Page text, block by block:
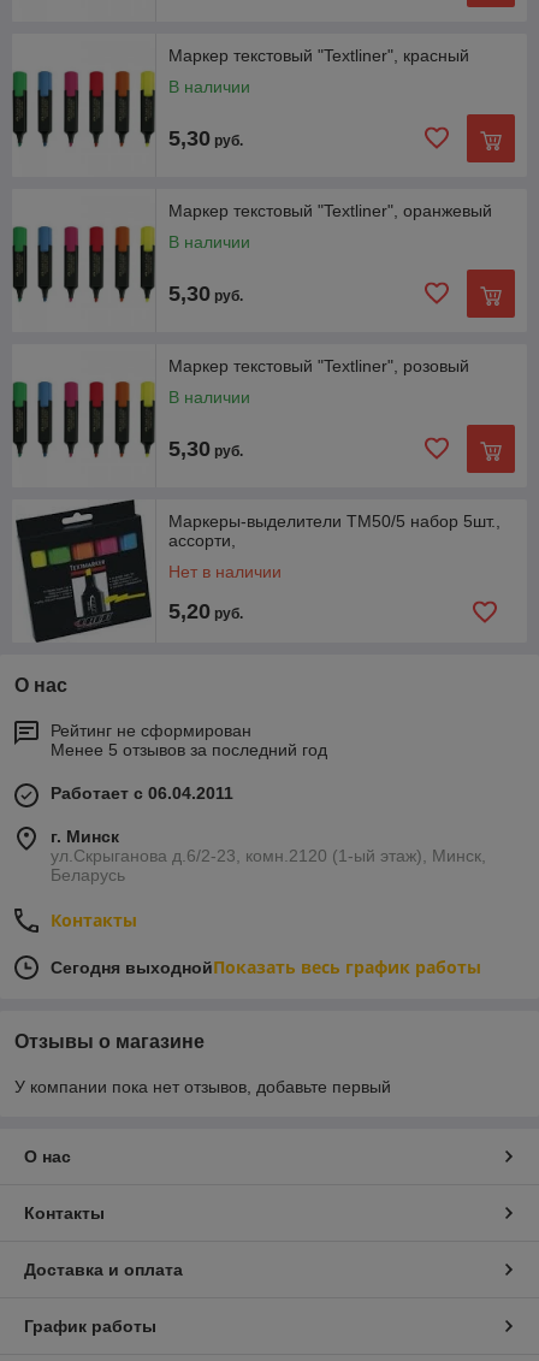
Маркер текстовый "Textliner", красный
В наличии
5,30 руб.
Маркер текстовый "Textliner", оранжевый
В наличии
5,30 руб.
Маркер текстовый "Textliner", розовый
В наличии
5,30 руб.
Маркеры-выделители TM50/5 набор 5шт.,
ассорти,
Нет в наличии
5,20 руб.
О нас
Рейтинг не сформирован
Менее 5 отзывов за последний год
Работает с 06.04.2011
г. Минск
ул.Скрыганова д.6/2-23, комн.2120 (1-ый этаж), Минск,
Беларусь
Контакты
Сегодня выходнойПоказать весь график работы
Отзывы о магазине
У компании пока нет отзывов, добавьте первый
О нас
Контакты
Доставка и оплата
График работы